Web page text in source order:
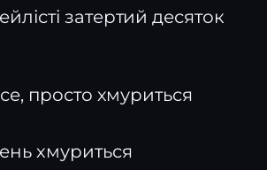
затертий десяток
просто хмуриться
хмуриться